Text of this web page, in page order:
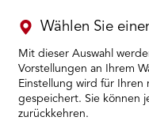
Wählen Sie
Mit dieser Auswahl
Vorstellungen an Ihrem
Einstellung wird für Ihren
gespeichert. Sie können
zurückkehren.